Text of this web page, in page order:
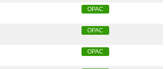
OPAC
OPAC
OPAC